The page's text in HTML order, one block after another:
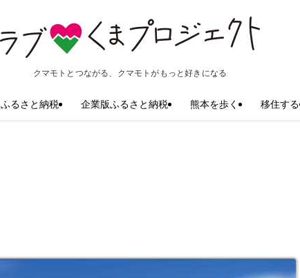
クマモトとつながる、クマモトがもっと好きになる
ふるさと納税 企業版ふるさと納税 熊本を歩く 移住する